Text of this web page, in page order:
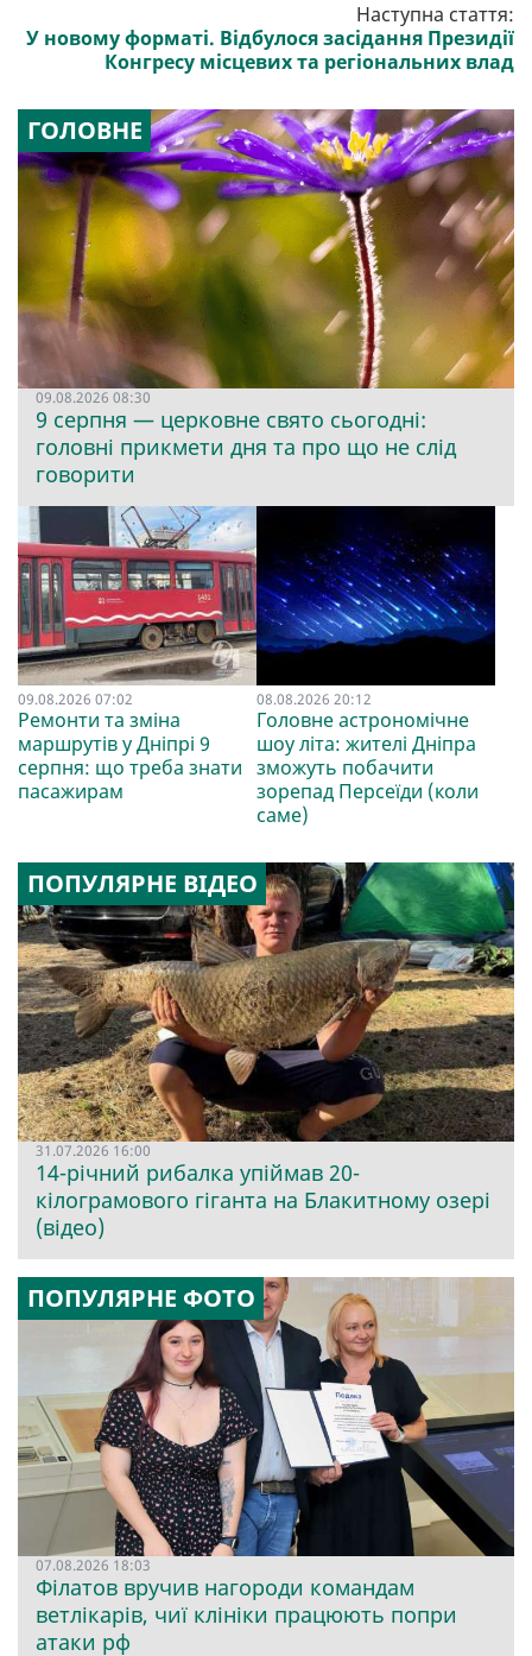
Наступна стаття:
У новому форматі. Відбулося засідання Президії
Конгресу місцевих та регіональних влад
ГОЛОВНЕ
09.08.2026 08:30
9 серпня — церковне свято сьогодні:
головні прикмети дня та про що не слід
говорити
09.08.2026 07:02
Ремонти та зміна
маршрутів у Дніпрі 9
серпня: що треба знати
пасажирам
08.08.2026 20:12
Головне астрономічне
шоу літа: жителі Дніпра
зможуть побачити
зорепад Персеїди (коли
саме)
ПОПУЛЯРНЕ ВІДЕО
31.07.2026 16:00
14-річний рибалка упіймав 20-
кілограмового гіганта на Блакитному озері
(відео)
ПОПУЛЯРНЕ ФОТО
07.08.2026 18:03
Філатов вручив нагороди командам
ветлікарів, чиї клініки працюють попри
атаки рф